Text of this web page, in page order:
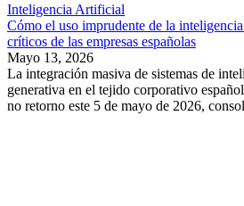
Inteligencia Artificial
Cómo el uso imprudente de la
críticos de las empresas españolas
Mayo 13, 2026
La integración masiva de sistemas de
generativa en el tejido corporativo
no retorno este 5 de mayo de 2026,